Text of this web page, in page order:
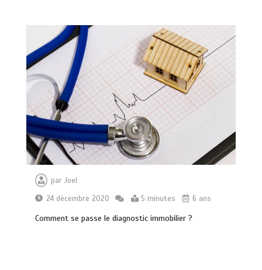
parJoel
24 décembre 2020
5 minutes 6 ans
Comment se passe le diagnostic immobilier ?